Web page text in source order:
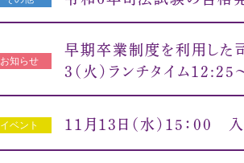
お知らせ
早期卒業制度を利用し
3（火）ランチタイム12:25
イベント 11月13日（水）15：00